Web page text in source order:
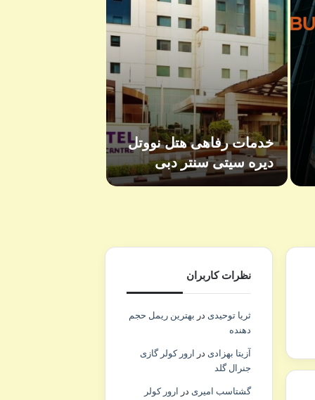
خدمات رفاهی هتل نووتل
دیره سیتی سنتر دبی
نظرات کاربران
ثریا توحیدیدر بهترین ریمل حجم
دهنده
آزیتا بهزادیدر
ارور کولر گازی
جنرال گلد
گشتاسب امیریدر
ارور کولر